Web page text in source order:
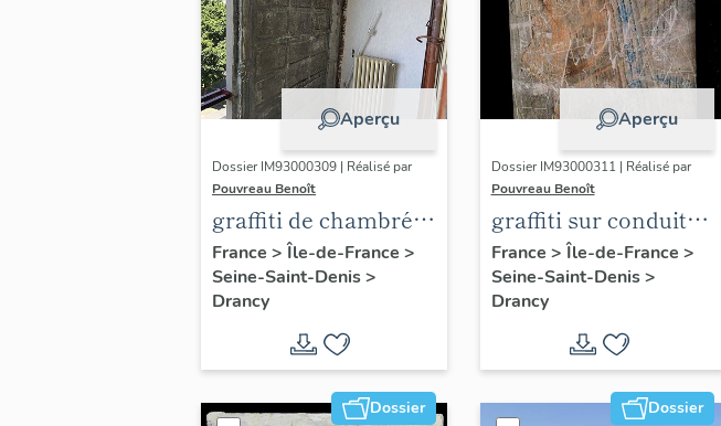
Aperçu
Dossier IM93000309 | Réalisé par
Pouvreau Benoît
graffiti de chambrée
sur revers de façade
France > Île-de-France >
Seine-Saint-Denis>
Drancy
Aperçu
Dossier IM93000311 | Réalisé par
Pouvreau Benoît
graffiti sur conduit
de cheminée
France > Île-de-France >
Seine-Saint-Denis>
Drancy
Dossier Dossier